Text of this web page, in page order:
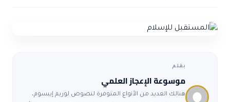
حول السنة
بقلم
موسوعة الإعجاز العلمي
هنالك العديد من الأنواع المتوفرة لنصوص لوريم إيبسوم،